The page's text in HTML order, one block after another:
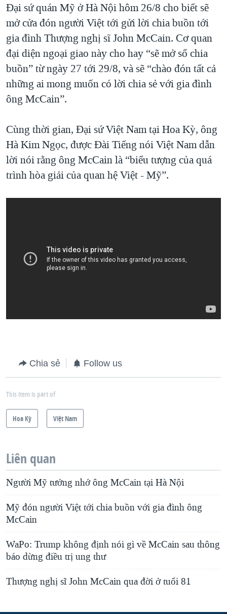
Đại sứ quán Mỹ ở Hà Nội hôm 26/8 cho biết sẽ
mở cửa đón người Việt tới gửi lời chia buồn tới
gia đình Thượng nghị sĩ John McCain. Cơ quan
đại diện ngoại giao này cho hay “sẽ mở sổ chia
buồn” từ ngày 27 tới 29/8, và sẽ “chào đón tất cả
những ai mong muốn có lời chia sẻ với gia đình
ông McCain”.
Cùng thời gian, Đại sứ Việt Nam tại Hoa Kỳ, ông
Hà Kim Ngọc, được Đài Tiếng nói Việt Nam dẫn
lời nói rằng ông McCain là “biểu tượng của quá
trình hòa giải của quan hệ Việt - Mỹ”.
Chia sẻ Follow us
This item is part of
Hoa Kỳ Việt Nam
Liên quan
Người Mỹ tưởng nhớ ông McCain tại Hà Nội
Mỹ đón người Việt tới chia buồn với gia đình ông
McCain
WaPo: Trump không định nói gì về McCain sau thông
báo dừng điều trị ung thư
Thượng nghị sĩ John McCain qua đời ở tuổi 81